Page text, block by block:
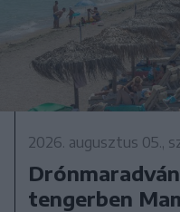
2026. augusztus 05.,
tengerben